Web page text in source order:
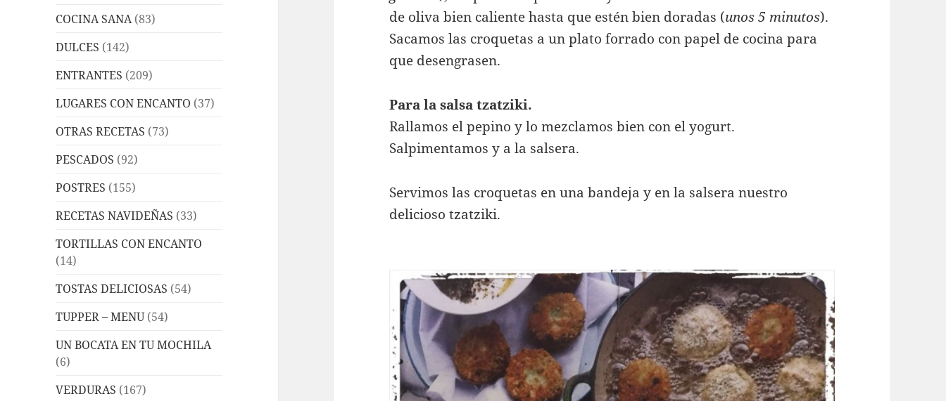
COCINA SANA(83)
DULCES (142)
ENTRANTES (209)
LUGARES CON ENCANTO (37)
OTRAS RECETAS (73)
PESCADOS (92)
POSTRES (155)
RECETAS NAVIDEÑAS (33)
TORTILLAS CON ENCANTO
(14)
TOSTAS DELICIOSAS (54)
TUPPER – MENU(54)
UN BOCATA EN TU MOCHILA
(6)
VERDURAS (167)
de oliva bien caliente hasta que estén bien doradas (unos 5 minutos).
Sacamos las croquetas a un plato forrado con papel de cocina para
que desengrasen.
Para la salsa tzatziki.
Rallamos el pepino y lo mezclamos bien con el yogurt.
Salpimentamos y a la salsera.
Servimos las croquetas en una bandeja y en la salsera nuestro
delicioso tzatziki.